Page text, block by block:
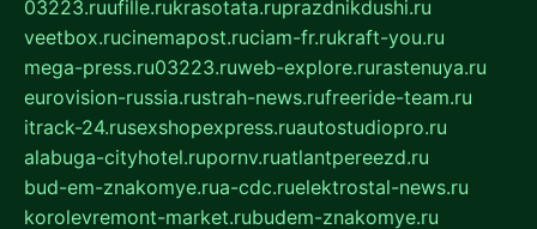
03223.ruufille.rukrasotata.ruprazdnikdushi.ru
veetbox.rucinemapost.ruciam-fr.rukraft-you.ru
mega-press.ru03223.ruweb-explore.rurastenuya.ru
eurovision-russia.rustrah-news.rufreeride-team.ru
itrack-24.rusexshopexpress.ruautostudiopro.ru
alabuga-cityhotel.rupornv.ruatlantpereezd.ru
bud-em-znakomye.rua-cdc.ruelektrostal-news.ru
korolevremont-market.rubudem-znakomye.ru